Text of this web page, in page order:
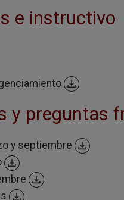
e instructivo
y preguntas
y septiembre